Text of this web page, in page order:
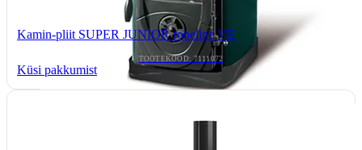
Kamin-pliit SUPER JUNIOR roheline VE
TOOTEKOOD: 7111072
Küsi pakkumist